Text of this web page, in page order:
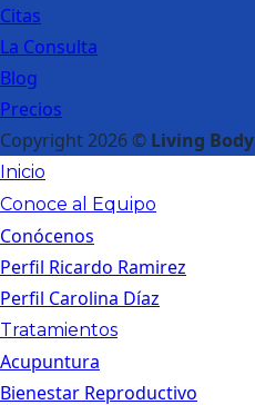
Citas
La Consulta
Blog
Precios
Copyright 2026 © Living Body
Inicio
Conoce al Equipo
Conócenos
Perfil Ricardo Ramirez
Perfil Carolina Díaz
Tratamientos
Acupuntura
Bienestar Reproductivo